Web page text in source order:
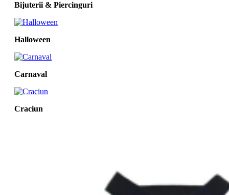
Bijuterii & Piercinguri
Halloween
Carnaval
Craciun